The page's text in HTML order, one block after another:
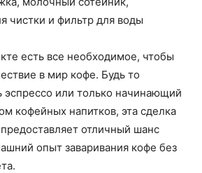
чистки и фильтр для воды
есть все необходимое, чтобы
в мир кофе. Будь то
или только начинающий
кофейных напитков, эта сделка
отличный шанс
опыт заваривания кофе без